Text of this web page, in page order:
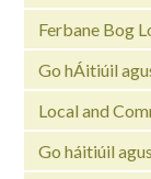
Ferbane Bog
Go hÁitiúil
Local and
Go háitiúil